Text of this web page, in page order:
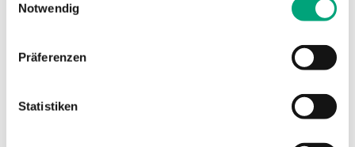
Notwendig
Präferenzen
Statistiken
Dämpfung